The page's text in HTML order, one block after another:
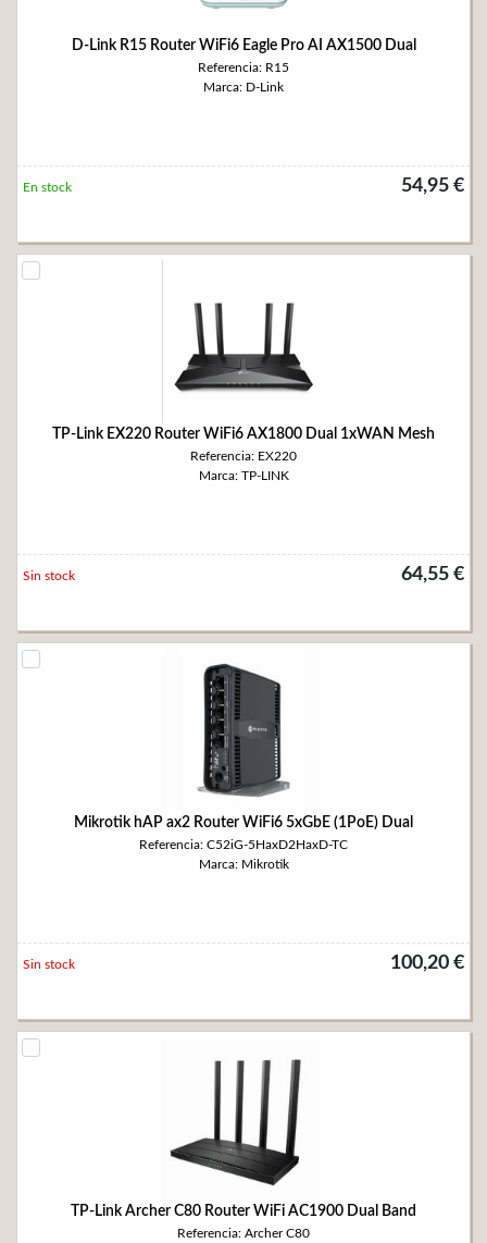
D-Link R15 Router WiFi6 Eagle Pro AI AX1500 Dual
Referencia: R15
Marca: D-Link
54,95 €
En stock
TP-Link EX220 Router WiFi6 AX1800 Dual 1xWAN Mesh
Referencia: EX220
Marca: TP-LINK
64,55 €
Sin stock
Mikrotik hAP ax2 Router WiFi6 5xGbE (1PoE) Dual
Referencia: C52iG-5HaxD2HaxD-TC
Marca: Mikrotik
100,20 €
Sin stock
TP-Link Archer C80 Router WiFi AC1900 Dual Band
Referencia: Archer C80